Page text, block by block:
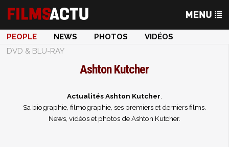
PEOPLE NEWS PHOTOS
VIDÉOS
DVD & BLU-RAY
Ashton Kutcher
Actualités Ashton Kutcher
Sa biographie, filmographie, ses premiers et derniers films.
News, vidéos et photos de Ashton Kutcher.